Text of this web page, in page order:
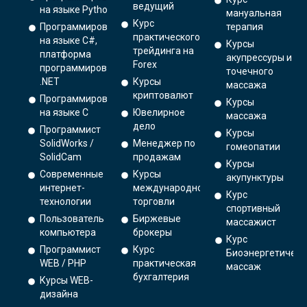
на языке Python.
Программирование
на языке C#,
платформа
программирования
.NET
Программирование
на языке С
Программист
SolidWorks /
SolidCam
Современные
интернет-
технологии
Пользователь
компьютера
Программист
WEB / PHP
Курсы WEB-
дизайна
ведущий
Курс
практического
трейдинга на
Forex
Курсы
криптовалют
Ювелирное
дело
Менеджер по
продажам
Курсы
международной
торговли
Биржевые
брокеры
Курс
практическая
бухгалтерия
мануальная
терапия
Курсы
акупрессуры и
точечного
массажа
Курсы
массажа
Курсы
гомеопатии
Курсы
акупунктуры
Курс
спортивный
массажист
Курс
массаж